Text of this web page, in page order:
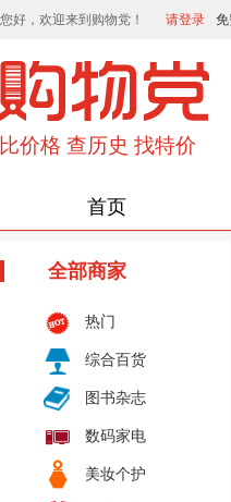
您好，欢迎来到购物党！ 请登录
首页
全部商家
热门
综合百货
图书杂志
数码家电
美妆个护